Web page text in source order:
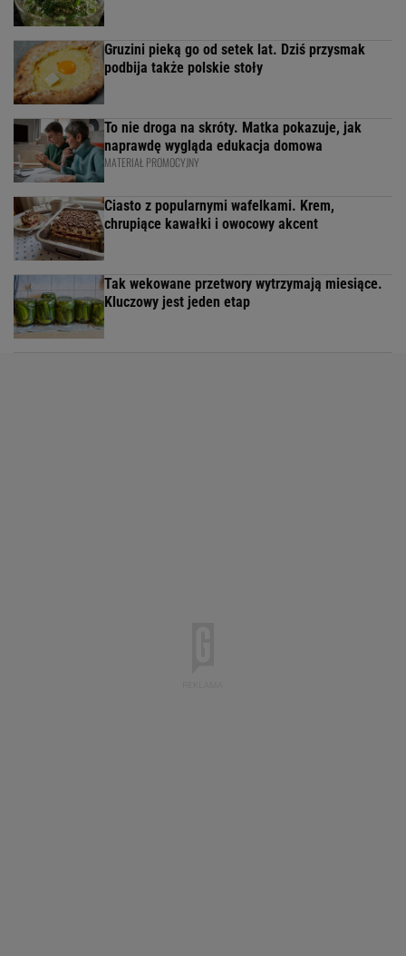
Gruzini pieką go od setek lat. Dziś przysmak
podbija także polskie stoły
To nie droga na skróty. Matka pokazuje, jak
naprawdę wygląda edukacja domowa
MATERIAŁ PROMOCYJNY
Ciasto z popularnymi wafelkami. Krem,
chrupiące kawałki i owocowy akcent
Tak wekowane przetwory wytrzymają miesiące.
Kluczowy jest jeden etap